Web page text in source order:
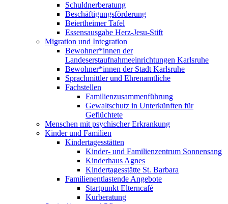
Schuldnerberatung
Beschäftigungsförderung
Beiertheimer Tafel
Essensausgabe Herz-Jesu-Stift
Migration und Integration
Bewohner*innen der
Landeserstaufnahmeeinrichtungen Karlsruhe
Bewohner*innen der Stadt Karlsruhe
Sprachmittler und Ehrenamtliche
Fachstellen
Familienzusammenführung
Gewaltschutz in Unterkünften für
Geflüchtete
Menschen mit psychischer Erkrankung
Kinder und Familien
Kindertagesstätten
Kinder- und Familienzentrum Sonnensang
Kinderhaus Agnes
Kindertagesstätte St. Barbara
Familienentlastende Angebote
Startpunkt Elterncafé
Kurberatung